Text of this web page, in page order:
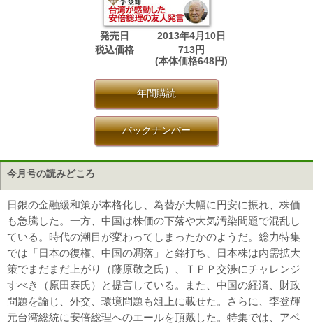
発売日
2013年4月10日
税込価格
713円
(本体価格648円)
年間購読
バックナンバー
今月号の読みどころ
日銀の金融緩和策が本格化し、為替が大幅に円安に振れ、株価
も急騰した。一方、中国は株価の下落や大気汚染問題で混乱し
ている。時代の潮目が変わってしまったかのようだ。総力特集
では「日本の復権、中国の凋落」と銘打ち、日本株は内需拡大
策でまだまだ上がり（藤原敬之氏）、ＴＰＰ交渉にチャレンジ
すべき（原田泰氏）と提言している。また、中国の経済、財政
問題を論じ、外交、環境問題も俎上に載せた。さらに、李登輝
元台湾総統に安倍総理へのエールを頂戴した。特集では、アベ